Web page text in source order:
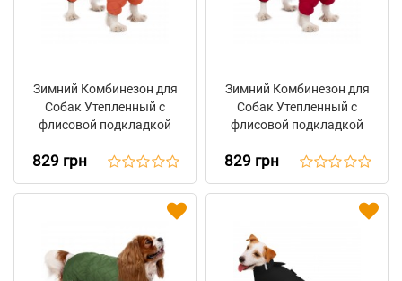
Зимний Комбинезон для
Собак Утепленный с
флисовой подкладкой
Оранжевый
829 грн
Зимний Комбинезон для
Собак Утепленный с
флисовой подкладкой
829 грн